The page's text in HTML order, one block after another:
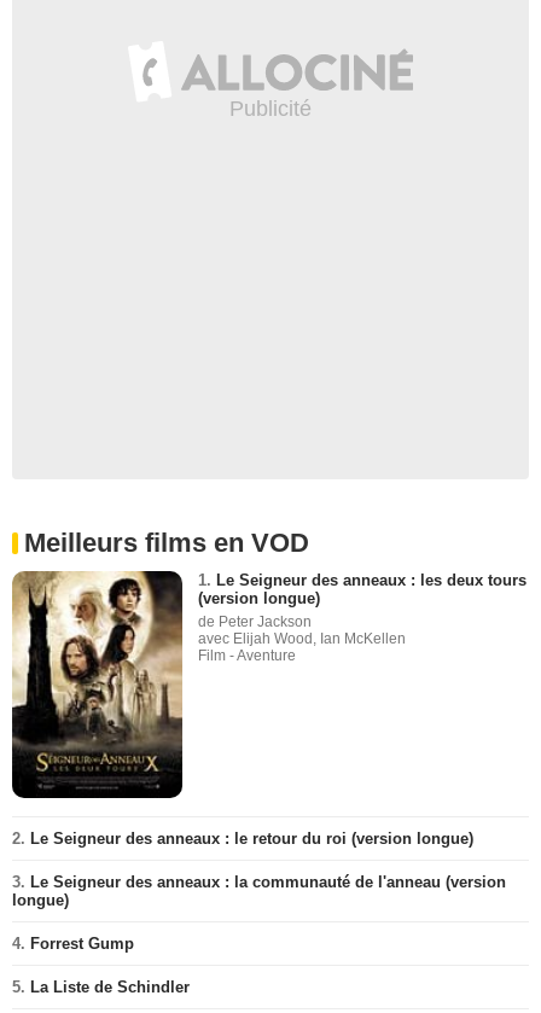
Meilleurs films en VOD
1. Le Seigneur des anneaux : les deux tours
(version longue)
de Peter Jackson
avec Elijah Wood, Ian McKellen
Film - Aventure
2. Le Seigneur des anneaux : le retour du roi (version longue)
3. Le Seigneur des anneaux : la communauté de l'anneau (version
longue)
4. Forrest Gump
5. La Liste de Schindler